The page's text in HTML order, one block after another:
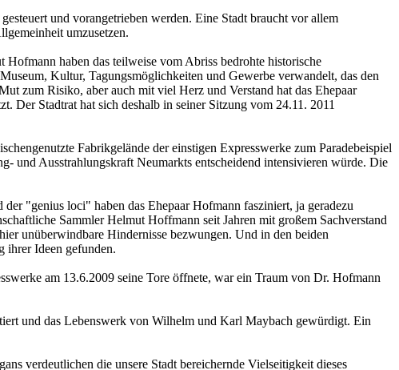
und vorangetrieben werden. Eine Stadt braucht vor allem
umzusetzen.
haben das teilweise vom Abriss bedrohte historische
Kultur, Tagungsmöglichkeiten und Gewerbe verwandelt, das den
zum Risiko, aber auch mit viel Herz und Verstand hat das Ehepaar
Der Stadtrat hat sich deshalb in seiner Sitzung vom 24.11. 2011
Fabrikgelände der einstigen Expresswerke zum Paradebeispiel
und Ausstrahlungskraft Neumarkts entscheidend intensivieren würde. Die
"genius loci" haben das Ehepaar Hofmann fasziniert, ja geradezu
Sammler Helmut Hoffmann seit Jahren mit großem Sachverstand
unüberwindbare Hindernisse bezwungen. Und in den beiden
ihrer Ideen gefunden.
am 13.6.2009 seine Tore öffnete, war ein Traum von Dr. Hofmann
und das Lebenswerk von Wilhelm und Karl Maybach gewürdigt. Ein
verdeutlichen die unsere Stadt bereichernde Vielseitigkeit dieses